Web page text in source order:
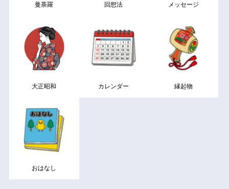
曼荼羅 回想法 メッセージ
大正昭和 カレンダー 縁起物
おはなし